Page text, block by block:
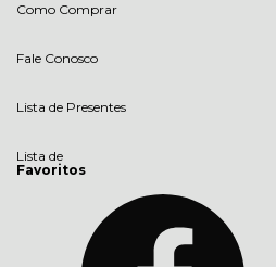
Como Comprar
Fale Conosco
Lista de Presentes
Lista de
Favoritos